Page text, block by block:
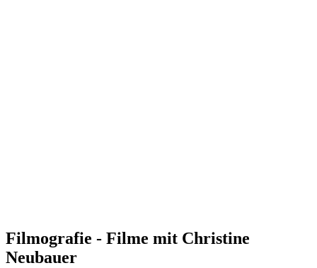
Filmografie - Filme mit Christine
Neubauer